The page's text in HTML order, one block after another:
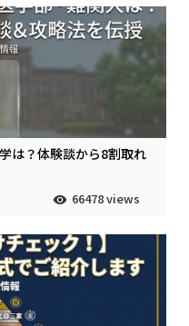
は？体験談から8割取れ
66478 views